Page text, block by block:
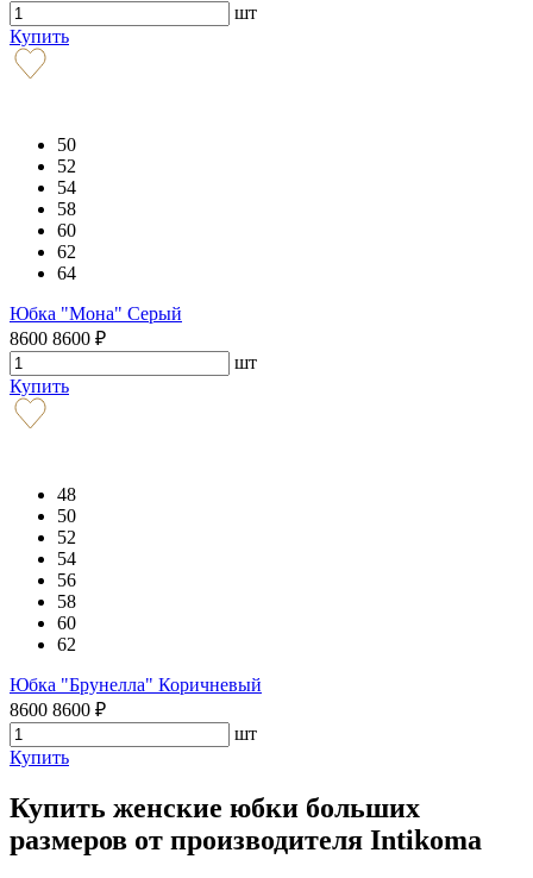
шт
Купить
50
52
54
58
60
62
64
Юбка "Мона" Серый
8600 8600 ₽
шт
Купить
48
50
52
54
56
58
60
62
Юбка "Брунелла" Коричневый
8600 8600 ₽
шт
Купить
Купить женские юбки больших
размеров от производителя Intikoma